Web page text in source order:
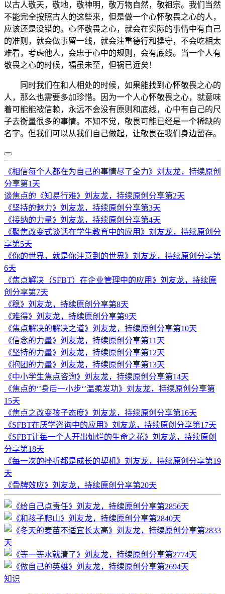
以古人敬天，敬地，敬神明，敬万物自然，敬祖宗。我们当然
不能完全按照古人的这些来，但是做一个心怀敬畏之心的人，
应该还是没错的。心怀敬畏之心，就会在实际的事情中有自己
的准则，就会做事留一线，就会注重德行和操守，不会吃相太
难看，考虑他人，会忠于心中的规则，会有底线。当一个人有
敬畏之心的时候，福虽未至，但祸已远矣！
同时我们在和人相处的时候，如果能找到心怀敬畏之心的
人，那么也需要多加珍惜。因为一个人心怀敬畏之心，就意味
着可能能被信赖，永远不会没有原则和底线，心中有自己的尺
子去衡量很多的事情。不知不觉，敬畏可能已经是一个稀缺的
名字。但我们可以从我们自己做起，让敬畏在我们身边留存。
《相信每个人都在为自己的事情尽了全力》刘友龙，持续原创
分享第1天
谈焦点的《知易行难》刘友龙，持续原创分享第2天
《坚持的魅力》刘友龙，持续原创分享第3天
《接纳的力量》刘友龙，持续原创分享第4天
《聚焦改变式谈话在学生教育中的应用》刘友龙，持续原创分
享第5天
《你的世界，就是你注意到的世界》刘友龙，持续原创分享第
6天
《焦点解决（SFBT）在企业管理中的应用》刘友龙，持续原
创分享第7天
《稳》刘友龙，持续原创分享第8天
《难得》刘友龙，持续原创分享第9天
《焦点解决的解决之道》刘友龙，持续原创分享第10天
《信念的力量》刘友龙，持续原创分享第11天
《坚持的力量》刘友龙，持续原创分享第12天
《抱团的力量》刘友龙，持续原创分享第13天
《中小学生焦点咨询》刘友龙，持续原创分享第14天
《焦点的‘’身后一小步‘’温柔发功》刘友龙，持续原创分享第
15天
《焦点之改变孩子态度》刘友龙，持续原创分享第16天
《SFBT在厌学咨询中的应用》刘友龙，持续原创分享第17天
《SFBT让每一个人开出灿烂的生命之花》刘友龙，持续原创
分享第18天
《每一次的挫折都是成长的契机》刘友龙，持续原创分享第19
天
《骨牌效应》刘友龙，持续原创分享第20天
知识